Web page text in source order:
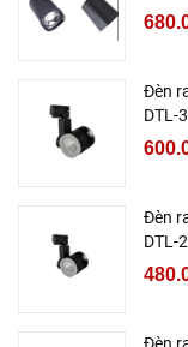
Đèn
DTL-
Đèn
DTL-